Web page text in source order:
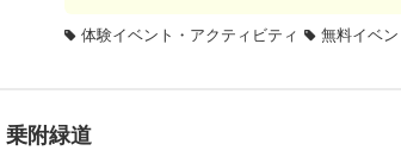
体験イベント・アクティビティ 無料イベン
乗附緑道